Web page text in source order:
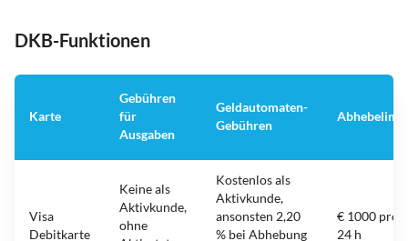
DKB-Funktionen
Karte
Gebühren
für
Ausgaben
Geldautomaten-
Gebühren
Abhebelimit
Visa
Debitkarte
Keine als
Aktivkunde,
ohne
Kostenlos als
Aktivkunde,
ansonsten 2,20
% bei Abhebung
€ 1000 pro
24 h